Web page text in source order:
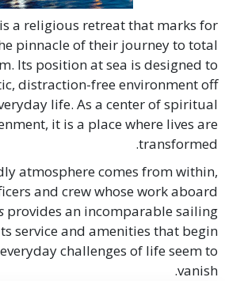
is a religious retreat that marks for
pinnacle of their journey to total
Its position at sea is designed to
distraction-free environment off
life. As a center of spiritual
it is a place where lives are
transformed.
atmosphere comes from within,
and crew whose work aboard
provides an incomparable sailing
service and amenities that begin
challenges of life seem to
vanish.